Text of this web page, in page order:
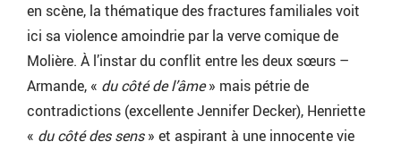
en scène, la thématique des fractures familiales voit
ici sa violence amoindrie par la verve comique de
Molière. À l’instar du conflit entre les deux sœurs –
Armande, « du côté de l’âme» mais pétrie de
contradictions (excellente Jennifer Decker), Henriette
« du côté des sens» et aspirant à une innocente vie